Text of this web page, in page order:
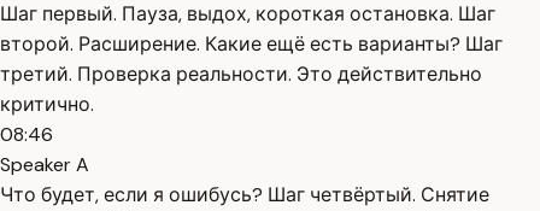
Шаг первый. Пауза, выдох, короткая остановка. Шаг
второй. Расширение. Какие ещё есть варианты? Шаг
третий. Проверка реальности. Это действительно
критично.
08:46
Speaker A
Что будет, если я ошибусь? Шаг четвёртый. Снятие